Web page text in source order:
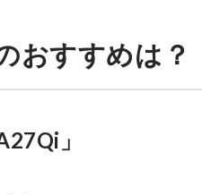
おすすめは？
」